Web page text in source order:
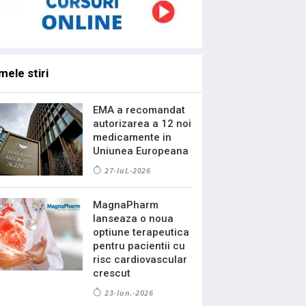
stiri
EMA a recomandat
autorizarea a 12 noi
medicamente in
Uniunea Europeana
27-Iul.-2026
MagnaPharm
lanseaza o noua
optiune terapeutica
pentru pacientii cu
risc cardiovascular
crescut
23-Iun.-2026